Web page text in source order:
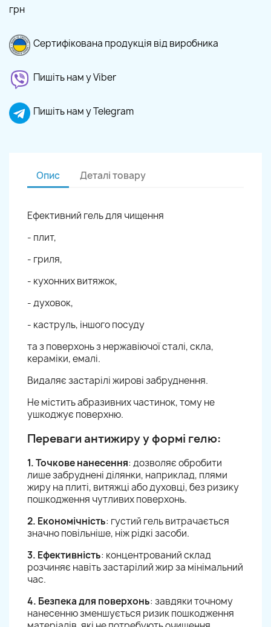
грн
Сертифікована продукція від виробника
Пишіть нам у Viber
Пишіть нам у Telegram
Опис Деталі товару
Ефективний гель для чищення
- плит,
- гриля,
- кухонних витяжок,
- духовок,
- каструль, іншого посуду
та з поверхонь з нержавіючої сталі, скла,
кераміки, емалі.
Видаляє застарілі жирові забруднення.
Не містить абразивних частинок, тому не
ушкоджує поверхню.
Переваги антижиру у формі гелю:
1. Точкове нанесення: дозволяє обробити
лише забруднені ділянки, наприклад, плями
жиру на плиті, витяжці або духовці, без ризику
пошкодження чутливих поверхонь.
2. Економічність: густий гель витрачається
значно повільніше, ніж рідкі засоби.
3. Ефективність: концентрований склад
розчиняє навіть застарілий жир за мінімальний
час.
4. Безпека для поверхонь: завдяки точному
нанесенню зменшується ризик пошкодження